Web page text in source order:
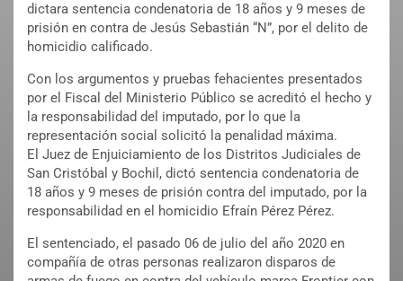
dictara sentencia condenatoria de 18 años y 9 meses de
prisión en contra de Jesús Sebastián “N”, por el delito de
homicidio calificado.
Con los argumentos y pruebas fehacientes presentados
por el Fiscal del Ministerio Público se acreditó el hecho y
la responsabilidad del imputado, por lo que la
representación social solicitó la penalidad máxima.
El Juez de Enjuiciamiento de los Distritos Judiciales de
San Cristóbal y Bochil, dictó sentencia condenatoria de
18 años y 9 meses de prisión contra del imputado, por la
responsabilidad en el homicidio Efraín Pérez Pérez.
El sentenciado, el pasado 06 de julio del año 2020 en
compañía de otras personas realizaron disparos de